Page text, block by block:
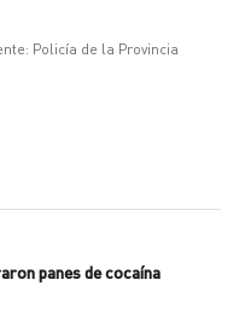
Policía de la Provincia
panes de cocaína